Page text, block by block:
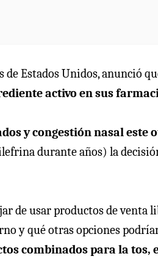
de Estados Unidos, anunció
activo en sus
y congestión nasal este
durante años) la
de usar productos de venta
y qué otras opciones
combinados para la tos,